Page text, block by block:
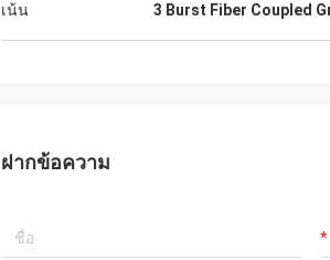
เน้น 3 Burst Fiber Coupled
ฝากข้อความ